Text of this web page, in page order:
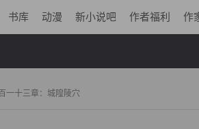
书库 动漫 新小说吧 作者福利 作
一十三章：城隍陵穴